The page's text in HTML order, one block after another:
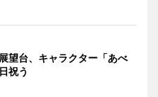
望台、キャラクター「あべ
祝う